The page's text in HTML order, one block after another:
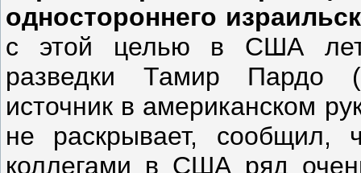
одностороннего
с этой целью в США
разведки Тамир Пардо
источник в американском
не раскрывает, сообщил,
коллегами в США ряд